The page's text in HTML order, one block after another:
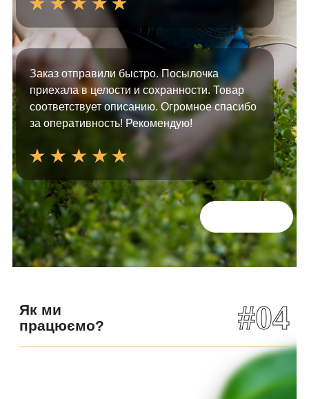
Заказ отправили быстро. Посылочка
приехала в целости и сохранности. Товар
соответствует описанию. Огромное спасибо
за оперативность! Рекомендую!
Як ми
працюємо?
#04